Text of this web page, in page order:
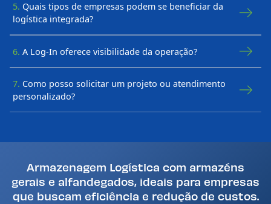
5. Quais tipos de empresas podem se beneficiar da
logística integrada?
6. A Log-In oferece visibilidade da operação?
7. Como posso solicitar um projeto ou atendimento
personalizado?
Armazenagem Logística com armazéns
gerais e alfandegados, ideais para empresas
que buscam eficiência e redução de custos.